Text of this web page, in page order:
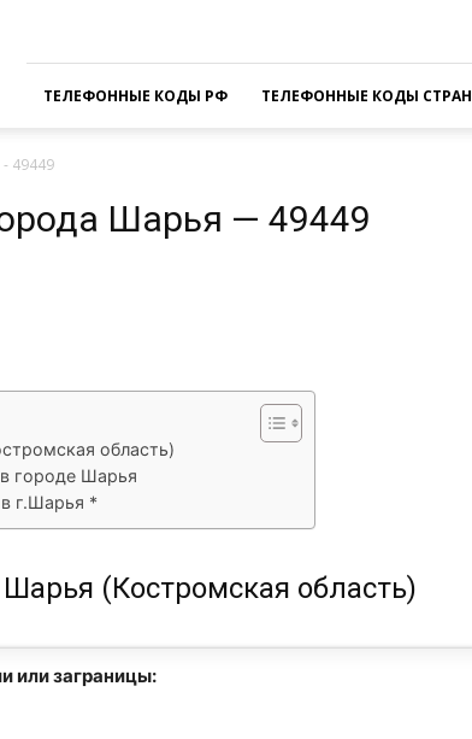
ТЕЛЕФОННЫЕ КОДЫ РФ
ТЕЛЕФОННЫЕ КОДЫ СТРАН
49449
Шарья — 49449
область)
городе Шарья
г.Шарья *
(Костромская область)
или заграницы: